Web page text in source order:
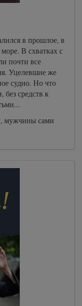
в прошлое, в
В схватках с
почти все
Уцелевшие же
судно. Но что
средств к
мужчины сами